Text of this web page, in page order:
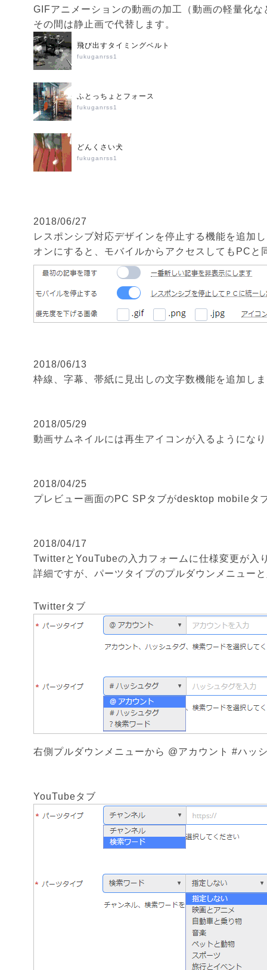
GIFアニメーションの動画の加工（動画の軽量化
その間は静止画で代替します。
飛び出すタイミングベルト
fukuganrss1
ふとっちょとフォース
fukuganrss1
どんくさい犬
fukuganrss1
2018/06/27
レスポンシブ対応デザインを停止する機能を追加
オンにすると、モバイルからアクセスしてもPCと
2018/06/13
枠線、字幕、帯紙に見出しの文字数機能を追加し
2018/05/29
動画サムネイルには再生アイコンが入るようにな
2018/04/25
プレビュー画面のPC SPタブがdesktop mobileタ
2018/04/17
TwitterとYouTubeの入力フォームに仕様変更が入
詳細ですが、パーツタイプのプルダウンメニュー
Twitterタブ
右側プルダウンメニューから @アカウント #ハッ
YouTubeタブ